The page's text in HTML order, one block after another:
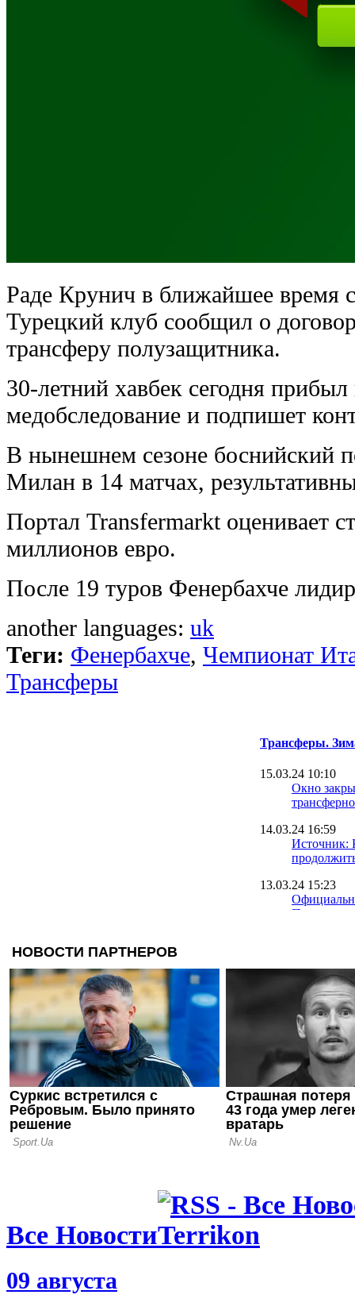
Раде Крунич в ближайшее время
Турецкий клуб сообщил о
трансферу полузащитника.
30-летний хавбек сегодня
медобследование и подпишет
В нынешнем сезоне боснийский
Милан в 14 матчах,
Портал Transfermarkt оценивает
миллионов евро.
После 19 туров Фенербахче
another languages: uk
Теги: Фенербахче, Чемпионат
Трансферы
Трансферы.
15.03.24 10:10
Окно
14.03.24 16:59
Источник:
13.03.24 15:23
Петряк –
вингера
11.03.24 19:58
Карпаты
Шахтера
Все Новости
09 августа